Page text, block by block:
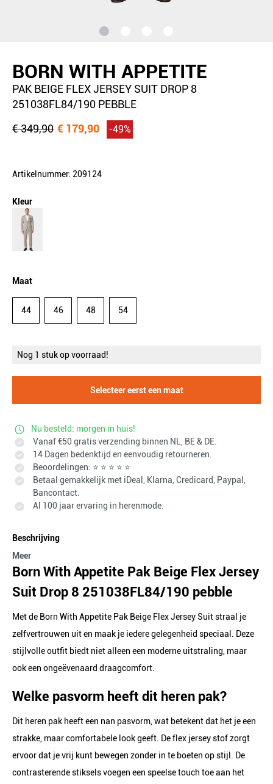
BORN WITH APPETITE
PAK BEIGE FLEX JERSEY SUIT DROP 8
251038FL84/190 PEBBLE
€ 349,90 € 179,90 -49%
Artikelnummer: 209124
Kleur
Maat
44 46 48 54
Nog 1 stuk op voorraad!
Selecteer eerst een maat
Nu besteld: morgen in huis!
Vanaf €50 gratis verzending binnen NL, BE & DE.
14 Dagen bedenktijd en eenvoudig retourneren.
Beoordelingen: ⭐ ⭐ ⭐ ⭐ ⭐
Betaal gemakkelijk met iDeal, Klarna, Credicard, Paypal,
Bancontact.
Al 100 jaar ervaring in herenmode.
Beschrijving
Meer
Born With Appetite Pak Beige Flex Jersey
Suit Drop 8 251038FL84/190 pebble
Met de Born With Appetite Pak Beige Flex Jersey Suit straal je
zelfvertrouwen uit en maak je iedere gelegenheid speciaal. Deze
stijlvolle outfit biedt niet alleen een moderne uitstraling, maar
ook een ongeëvenaard draagcomfort.
Welke pasvorm heeft dit heren pak?
Dit heren pak heeft een nan pasvorm, wat betekent dat het je een
strakke, maar comfortabele look geeft. De flex jersey stof zorgt
ervoor dat je vrij kunt bewegen zonder in te boeten op stijl. De
contrasterende stiksels voegen een speelse touch toe aan het